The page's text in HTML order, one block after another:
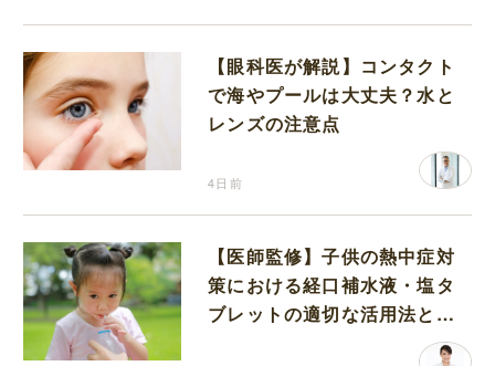
【眼科医が解説】コンタクト
で海やプールは大丈夫？水と
レンズの注意点
4日前
【医師監修】子供の熱中症対
策における経口補水液・塩タ
ブレットの適切な活用法と水